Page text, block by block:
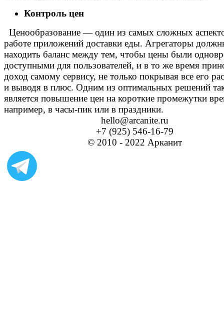
Контроль цен
Ценообразование — один из самых сложных
работе приложений доставки еды. Агрегаторы
находить баланс между тем, чтобы цены были
доступными для пользователей, и в то же время
доход самому сервису, не только покрывая все его
и выводя в плюс. Одним из оптимальных решений
является повышение цен на короткие промежутки
например, в часы-пик или в праздники.
hello@arcanite.ru
+7 (925) 546-16-79
© 2010 - 2022 Арканит